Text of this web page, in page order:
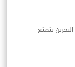
يتمتع